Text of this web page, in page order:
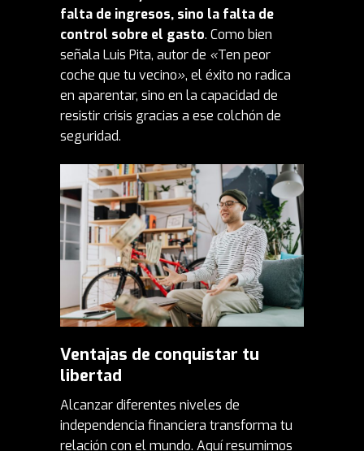
falta de ingresos, sino la falta de
control sobre el gasto. Como bien
señala Luis Pita, autor de «Ten peor
coche que tu vecino», el éxito no radica
en aparentar, sino en la capacidad de
resistir crisis gracias a ese colchón de
seguridad.
Ventajas de conquistar tu
libertad
Alcanzar diferentes niveles de
independencia financiera transforma tu
relación con el mundo. Aquí resumimos